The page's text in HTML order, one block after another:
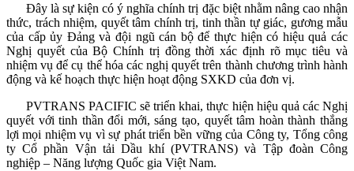
Đây là sự kiện có ý nghĩa chính trị đặc biệt nhằm nâng cao nhận
thức, trách nhiệm, quyết tâm chính trị, tinh thần tự giác, gương mẫu
của cấp ủy Đảng và đội ngũ cán bộ để thực hiện có hiệu quả các
Nghị quyết của Bộ Chính trị đồng thời xác định rõ mục tiêu và
nhiệm vụ để cụ thể hóa các nghị quyết trên thành chương trình hành
động và kế hoạch thực hiện hoạt động SXKD của đơn vị.
PVTRANS PACIFIC sẽ triển khai, thực hiện hiệu quả các Nghị
quyết với tinh thần đổi mới, sáng tạo, quyết tâm hoàn thành thắng
lợi mọi nhiệm vụ vì sự phát triển bền vững của Công ty, Tổng công
ty Cổ phần Vận tải Dầu khí (PVTRANS) và Tập đoàn Công
nghiệp – Năng lượng Quốc gia Việt Nam.